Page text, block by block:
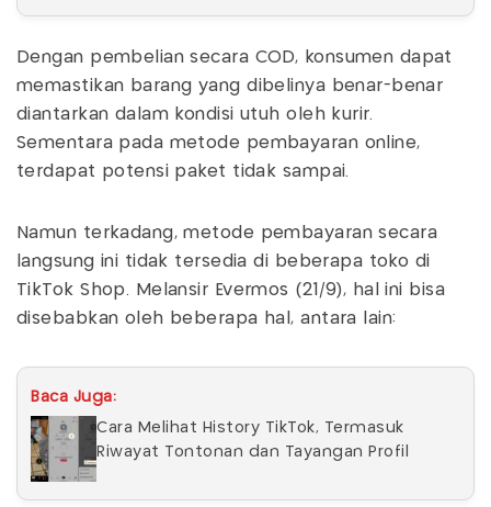
Dengan pembelian secara COD, konsumen dapat
memastikan barang yang dibelinya benar-benar
diantarkan dalam kondisi utuh oleh kurir.
Sementara pada metode pembayaran online,
terdapat potensi paket tidak sampai.
Namun terkadang, metode pembayaran secara
langsung ini tidak tersedia di beberapa toko di
TikTok Shop. Melansir Evermos (21/9), hal ini bisa
disebabkan oleh beberapa hal, antara lain:
Baca Juga:
Cara Melihat History TikTok, Termasuk
Riwayat Tontonan dan Tayangan Profil